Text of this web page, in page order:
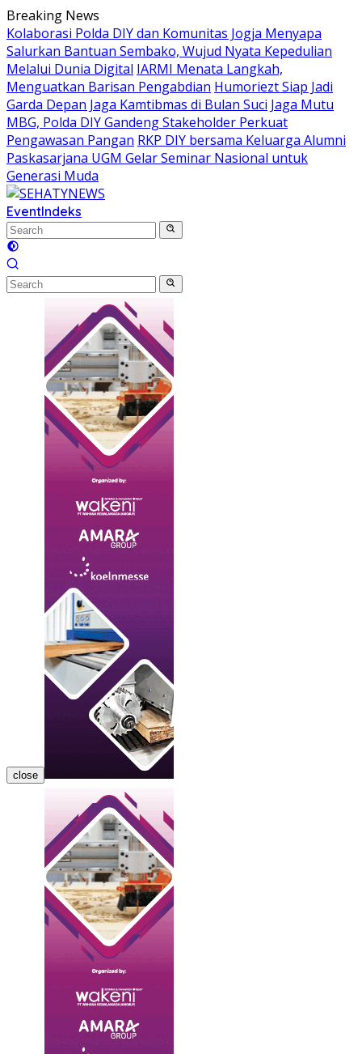
Skip
to
content
Breaking News
Kolaborasi Polda DIY dan Komunitas Jogja Menyapa
Salurkan Bantuan Sembako, Wujud Nyata Kepedulian
Melalui Dunia Digital IARMI Menata Langkah,
Menguatkan Barisan Pengabdian Humoriezt Siap Jadi
Garda Depan Jaga Kamtibmas di Bulan Suci Jaga Mutu
MBG, Polda DIY Gandeng Stakeholder Perkuat
Pengawasan Pangan RKP DIY bersama Keluarga Alumni
Paskasarjana UGM Gelar Seminar Nasional untuk
Generasi Muda
EventIndeks
close